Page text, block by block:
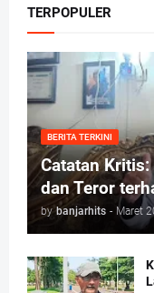
TERPOPULER
BERITA TERKINI
Catatan
dan Teror
by banjarhits - Maret